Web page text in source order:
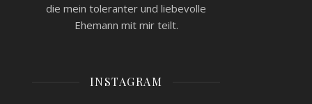
die mein toleranter und liebevolle
Ehemann mit mir teilt.
INSTAGRAM